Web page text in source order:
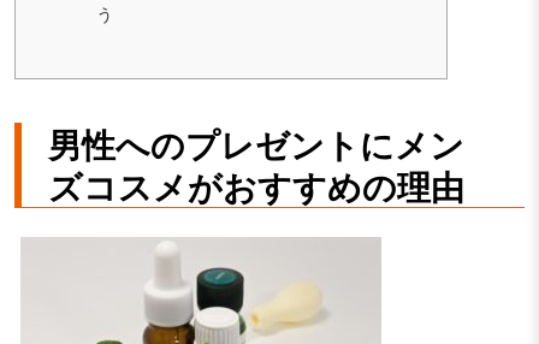
う
男性へのプレゼントにメン
ズコスメがおすすめの理由